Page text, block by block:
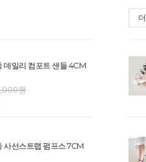
데일리 컴포트 샌들 4CM
원
사선스트랩 펌프스 7CM